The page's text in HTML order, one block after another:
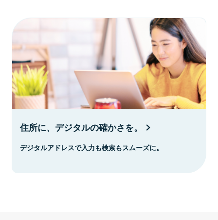
住所に、デジタルの確かさを。
デジタルアドレスで入力も検索もスムーズに。